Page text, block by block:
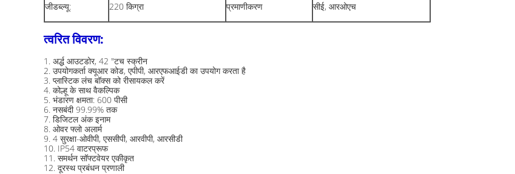
जीडब्ल्यू: 220 किग्रा प्रमाणीकरण सीई, आरओएच
त्वरित विवरण:
1. अर्द्ध आउटडोर, 42 "टच स्क्रीन
2. उपयोगकर्ता क्यूआर कोड, एपीपी, आरएफआईडी का उपयोग करता है
3. प्लास्टिक लंच बॉक्स को रीसायकल करें
4. कोल्हू के साथ वैकल्पिक
5. भंडारण क्षमता: 600 पीसी
6. नसबंदी 99.99% तक
7. डिजिटल अंक इनाम
8. ओवर फ्लो अलार्म
9. 4 सुरक्षा-ओवीपी, एससीपी, आरवीपी, आरसीडी
10. IP54 वाटरप्रूफ
11. समर्थन सॉफ्टवेयर एकीकृत
12. दूरस्थ प्रबंधन प्रणाली